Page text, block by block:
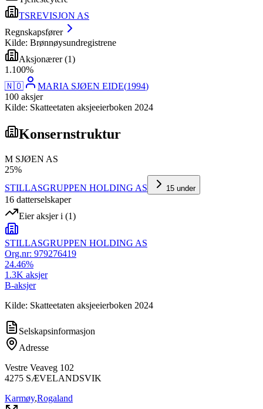
TSREVISJON AS
Regnskapsfører
Kilde: Brønnøysundregistrene
Aksjonærer(1)
1 .100%
🇳🇴
MARIA SJØEN EIDE(1994)
100 aksjer
Kilde: Skatteetaten aksjeeierboken 2024
Konsernstruktur
M SJØEN AS
25%
STILLASGRUPPEN HOLDING AS
15 under
16 datterselskaper
Eier aksjer i (1)
STILLASGRUPPEN HOLDING AS
Org.nr: 979276419
24.46%
1.3K aksjer
B-aksjer
Kilde: Skatteetaten aksjeeierboken 2024
Selskapsinformasjon
Adresse
Vestre Veaveg 102
4275 SÆVELANDSVIK
Karmøy,Rogaland